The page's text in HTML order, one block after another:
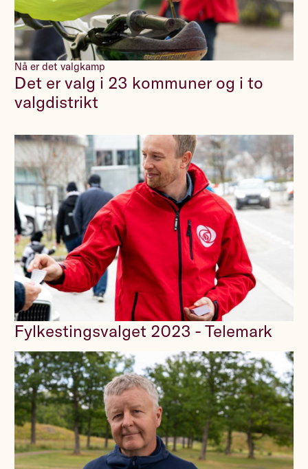
Nå er det valgkamp
Det er valg i 23 kommuner og i to
valgdistrikt
Fylkestingsvalget 2023 - Telemark